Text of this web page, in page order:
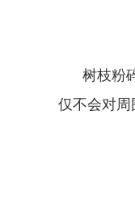
树枝粉碎
仅不会对周